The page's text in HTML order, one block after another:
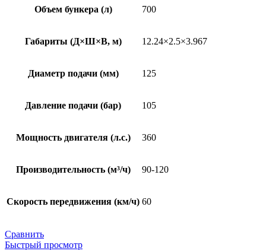
Объем бункера (л) 700
Габариты (Д×Ш×В, м) 12.24×2.5×3.967
Диаметр подачи (мм) 125
Давление подачи (бар) 105
Мощность двигателя (л.с.) 360
Производительность (м³/ч) 90-120
Скорость передвижения (км/ч) 60
Сравнить
Быстрый просмотр